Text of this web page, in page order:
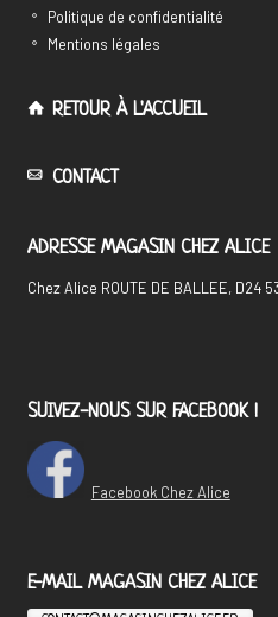
Politique de confidentialité
Mentions légales
RETOUR À L'ACCUEIL
CONTACT
ADRESSE MAGASIN CHEZ ALICE
Chez Alice ROUTE DE BALLEE,
SUIVEZ-NOUS SUR FACEBOOK !
Facebook Chez Alice
E-MAIL MAGASIN CHEZ ALICE